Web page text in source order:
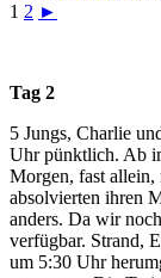
1 2 ►
Tag 2
5 Jungs, Charlie
Uhr pünktlich. Ab
Morgen, fast allein,
absolvierten ihren
anders. Da wir
verfügbar. Strand,
um 5:30 Uhr